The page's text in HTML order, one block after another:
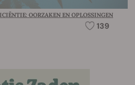
OORZAKEN EN OPLOSSINGEN
139